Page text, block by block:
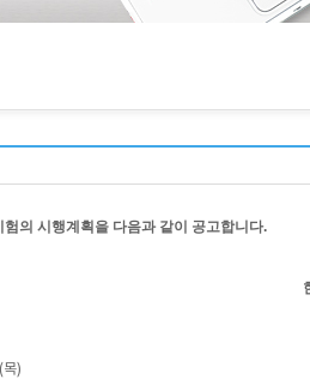
험의 시행계획을 다음과 같이 공고합니다.
공인회계사
)